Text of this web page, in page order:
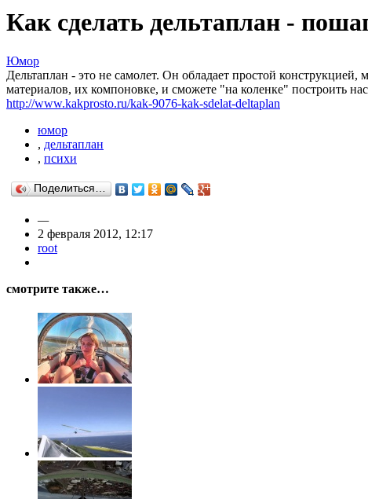
Как сделать дельтаплан -
Юмор
Дельтаплан - это не самолет. Он обладает простой
материалов, их компоновке, и сможете "на коленке" построить
http://www.kakprosto.ru/kak-9076-kak-sdelat-deltaplan
юмор
, дельтаплан
, психи
Поделиться…
—
2 февраля 2012, 12:17
root
смотрите также…